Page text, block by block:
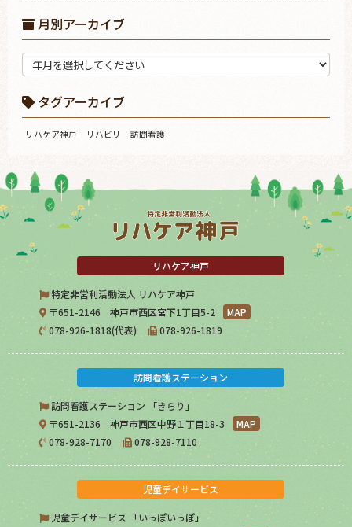
月別アーカイブ
タグアーカイブ
リハケア神戸 リハビリ 訪問看護
リハケア神戸
特定非営利活動法人 リハケア神戸
〒651-2146 神戸市西区宮下1丁目5-2
MAP
078-926-1818(代表)
078-926-1819
訪問看護ステーション
訪問看護ステーション 「きらり」
〒651-2136 神戸市西区中野１丁目18-3
MAP
078-928-7170
078-928-7110
児童デイサービス
児童デイサービス 「いっぽいっぽ」